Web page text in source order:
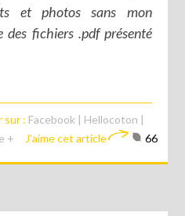
et photos sans mon
des fichiers .pdf présenté
sur : Facebook | Hellocoton |
+ J'aime cet article 66